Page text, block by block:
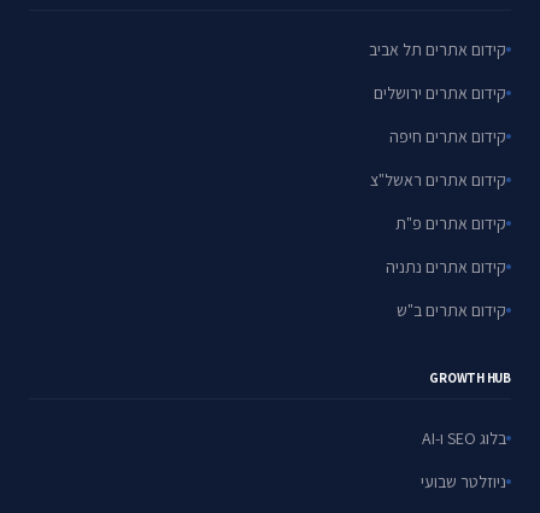
קידום אתרים תל אביב
קידום אתרים ירושלים
קידום אתרים חיפה
קידום אתרים ראשל"צ
קידום אתרים פ"ת
קידום אתרים נתניה
קידום אתרים ב"ש
GROWTH HUB
בלוג SEO ו-AI
ניוזלטר שבועי